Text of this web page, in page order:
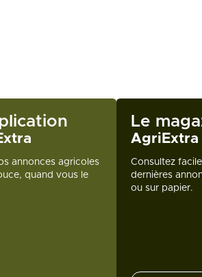
annonces agricoles
quand vous le
Le
AgriExtra
Consultez
dernières
ou sur papier.